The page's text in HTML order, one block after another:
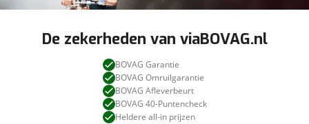
De zekerheden van viaBOVAG.nl
BOVAG Garantie
BOVAG Omruilgarantie
BOVAG Afleverbeurt
BOVAG 40-Puntencheck
Heldere all-in prijzen